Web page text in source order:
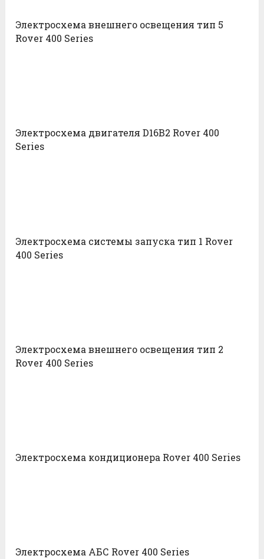
Электросхема внешнего освещения тип 5
Rover 400 Series
Электросхема двигателя D16B2 Rover 400
Series
Электросхема системы запуска тип 1 Rover
400 Series
Электросхема внешнего освещения тип 2
Rover 400 Series
Электросхема кондиционера Rover 400 Series
Электросхема АБС Rover 400 Series